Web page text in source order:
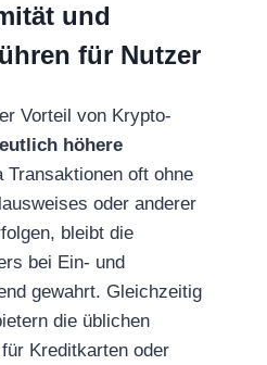
und
für Nutzer
Vorteil von Krypto-
höhere
Transaktionen oft ohne
oder anderer
bleibt die
bei Ein- und
gewahrt. Gleichzeitig
die üblichen
Kreditkarten oder